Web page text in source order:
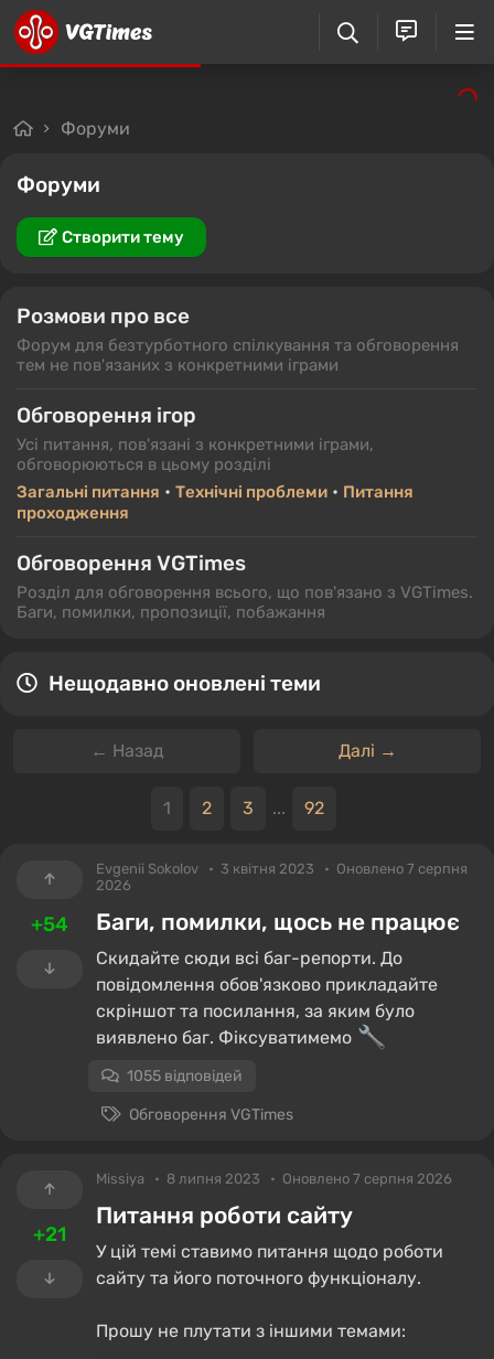
Форуми
Форуми
Створити тему
Розмови про все
Форум для безтурботного спілкування та обговорення
тем не пов'язаних з конкретними іграми
Обговорення ігор
Усі питання, пов'язані з конкретними іграми,
обговорюються в цьому розділі
Загальні питання • Технічні проблеми • Питання
проходження
Обговорення VGTimes
Розділ для обговорення всього, що пов'язано з VGTimes.
Баги, помилки, пропозиції, побажання
Нещодавно оновлені теми
← Назад Далі →
1 2 3 ... 92
+54
Evgenii Sokolov 3 квітня 2023
Оновлено 7 серпня
2026
Баги, помилки, щось не працює
Скидайте сюди всі баг-репорти. До
повідомлення обов'язково прикладайте
скріншот та посилання, за яким було
виявлено баг. Фіксуватимемо
1055 відповідей
Обговорення VGTimes
+21
Missiya 8 липня 2023 Оновлено 7 серпня 2026
Питання роботи сайту
У цій темі ставимо питання щодо роботи
сайту та його поточного функціоналу.
Прошу не плутати з іншими темами: